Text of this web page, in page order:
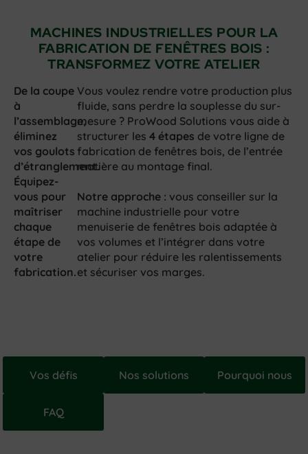
MACHINES INDUSTRIELLES POUR LA
FABRICATION DE FENÊTRES BOIS :
TRANSFORMEZ VOTRE ATELIER
De la coupe
à
l’assemblage,
éliminez
vos goulots
d’étranglement.
Équipez-
vous pour
maîtriser
chaque
étape de
votre
fabrication.
Vous voulez rendre votre production plus
fluide, sans perdre la souplesse du sur-
mesure ? ProWood Solutions vous aide à
structurer les 4 étapes de votre ligne de
fabrication de fenêtres bois, de l’entrée
matière au montage final.
Notre approche : vous conseiller sur la
machine industrielle pour votre
menuiserie de fenêtres bois adaptée à
vos volumes et l’intégrer dans votre
atelier pour réduire les ralentissements
et sécuriser vos marges.
Vos défis Nos solutions Pourquoi nous
FAQ